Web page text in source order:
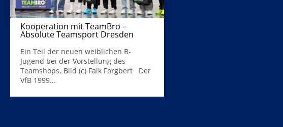
Kooperation mit TeamBro –
Absolute Teamsport Dresden
Ein Teil der neuen weiblichen B-
Jugend bei der Vorstellung des
Teamshops, Bild (c) Falk Forgbert Der
VfB 1999...